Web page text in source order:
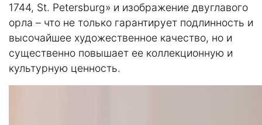
1744, St. Petersburg» и изображение двуглавого
орла – что не только гарантирует подлинность и
высочайшее художественное качество, но и
существенно повышает ее коллекционную и
культурную ценность.